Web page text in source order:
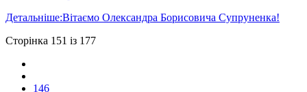
Детальніше:Вітаємо Олександра Борисовича Супруненка!
Сторінка 151 із 177
146